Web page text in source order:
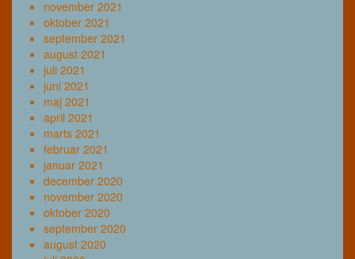
november 2021
oktober 2021
september 2021
august 2021
juli 2021
juni 2021
maj 2021
april 2021
marts 2021
februar 2021
januar 2021
december 2020
november 2020
oktober 2020
september 2020
august 2020